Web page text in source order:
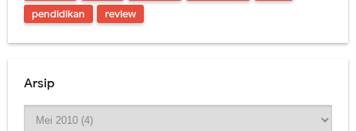
pendidikan
review
Arsip